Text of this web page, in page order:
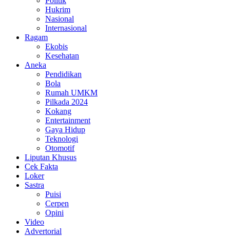
Hukrim
Nasional
Internasional
Ragam
Ekobis
Kesehatan
Aneka
Pendidikan
Bola
Rumah UMKM
Pilkada 2024
Kokang
Entertainment
Gaya Hidup
Teknologi
Otomotif
Liputan Khusus
Cek Fakta
Loker
Sastra
Puisi
Cerpen
Opini
Video
Advertorial